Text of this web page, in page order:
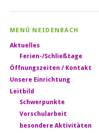
MENÜ NEIDENBACH
Aktuelles
Ferien-/Schließtage
Öffnungszeiten / Kontakt
Unsere Einrichtung
Leitbild
Schwerpunkte
Vorschularbeit
besondere Aktivitäten